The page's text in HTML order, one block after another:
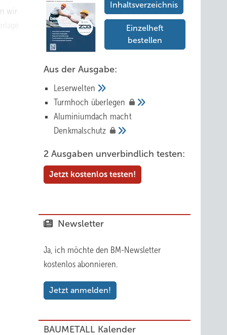
wir
mir
an
zur
Inhaltsverzeichnis
Einzelheft
bestellen
Aus der Ausgabe:
Leserwelten
Tur mhoch überlegen
Aluminiumdach macht
Denkmalschutz
2 Ausgaben unverbindlich testen:
Jetzt kostenlos testen!
Newsletter
Ja, ich möchte den BM-Newsletter
kostenlos abonnieren.
Jetzt anmelden!
BAUMETALL Kalender